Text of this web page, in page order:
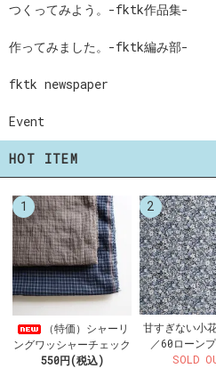
つくってみよう。-fktk作品集-
作ってみました。-fktk編み部-
fktk newspaper
Event
HOT ITEM
1
（特価）シャーリ
ングワッシャーチェック
550円(税込)
2
甘すぎない小
／60ローン
SOLD